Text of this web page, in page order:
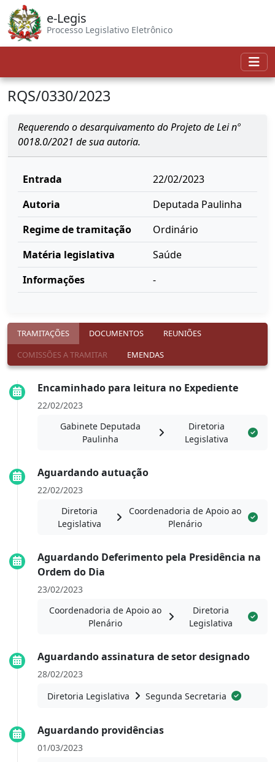
e-Legis
Processo Legislativo Eletrônico
RQS/0330/2023
Requerendo o desarquivamento do Projeto de Lei nº
0018.0/2021 de sua autoria.
Entrada
22/02/2023
Autoria
Deputada Paulinha
Regime de tramitação
Ordinário
Matéria legislativa
Saúde
Informações
-
TRAMITAÇÕES DOCUMENTOS
REUNIÕES
COMISSÕES A TRAMITAR
EMENDAS
Encaminhado para leitura no Expediente
22/02/2023
Gabinete Deputada
Paulinha
Diretoria
Legislativa
Aguardando autuação
22/02/2023
Diretoria
Legislativa
Coordenadoria de Apoio ao
Plenário
Aguardando Deferimento pela Presidência na
Ordem do Dia
23/02/2023
Coordenadoria de Apoio ao
Plenário
Diretoria
Legislativa
Aguardando assinatura de setor designado
28/02/2023
Diretoria Legislativa
Segunda Secretaria
Aguardando providências
01/03/2023